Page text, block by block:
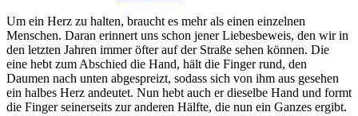
Um ein Herz zu halten, braucht es mehr als einen einzelnen
Menschen. Daran erinnert uns schon jener Liebesbeweis, den wir in
den letzten Jahren immer öfter auf der Straße sehen können. Die
eine hebt zum Abschied die Hand, hält die Finger rund, den
Daumen nach unten abgespreizt, sodass sich von ihm aus gesehen
ein halbes Herz andeutet. Nun hebt auch er dieselbe Hand und formt
die Finger seinerseits zur anderen Hälfte, die nun ein Ganzes ergibt.